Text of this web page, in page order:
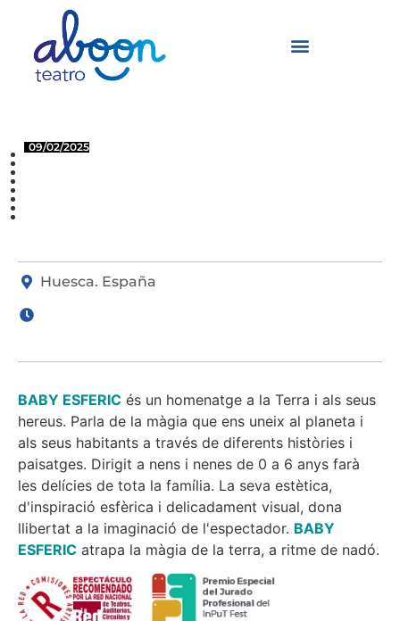
09/02/2025
Huesca. España
BABY ESFERIC és un homenatge a la Terra i als seus
hereus. Parla de la màgia que ens uneix al planeta i
als seus habitants a través de diferents històries i
paisatges. Dirigit a nens i nenes de 0 a 6 anys farà
les delícies de tota la família. La seva estètica,
d'inspiració esfèrica i delicadament visual, dona
llibertat a la imaginació de l'espectador. BABY
ESFERIC atrapa la màgia de la terra, a ritme de nadó.